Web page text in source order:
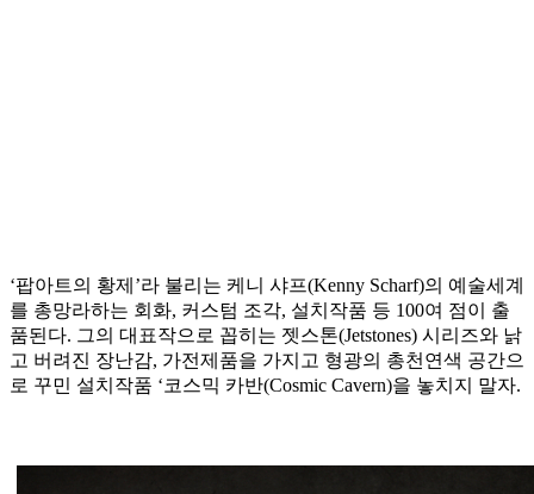
‘팝아트의 황제’라 불리는 케니 샤프(Kenny Scharf)의 예술세계
를 총망라하는 회화, 커스텀 조각, 설치작품 등 100여 점이 출
품된다. 그의 대표작으로 꼽히는 젯스톤(Jetstones) 시리즈와 낡
고 버려진 장난감, 가전제품을 가지고 형광의 총천연색 공간으
로 꾸민 설치작품 ‘코스믹 카반(Cosmic Cavern)을 놓치지 말자.